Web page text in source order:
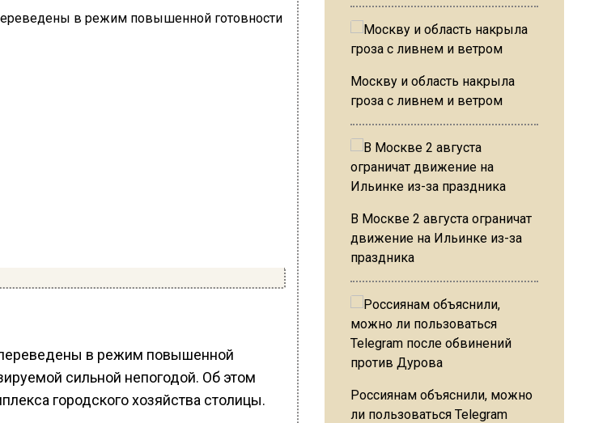
в режим повышенной
сильной непогодой. Об этом
городского хозяйства столицы.
Москву и область накрыла
гроза с ливнем и ветром
В Москве 2 августа ограничат
движение на Ильинке из-за
праздника
Россиянам объяснили, можно
ли пользоваться Telegram